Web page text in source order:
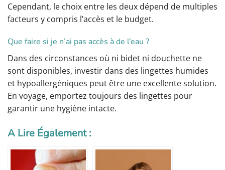
Cependant, le choix entre les deux dépend de multiples
facteurs y compris l’accès et le budget.
Que faire si je n’ai pas accès à de l’eau ?
Dans des circonstances où ni bidet ni douchette ne
sont disponibles, investir dans des lingettes humides
et hypoallergéniques peut être une excellente solution.
En voyage, emportez toujours des lingettes pour
garantir une hygiène intacte.
A Lire Également :